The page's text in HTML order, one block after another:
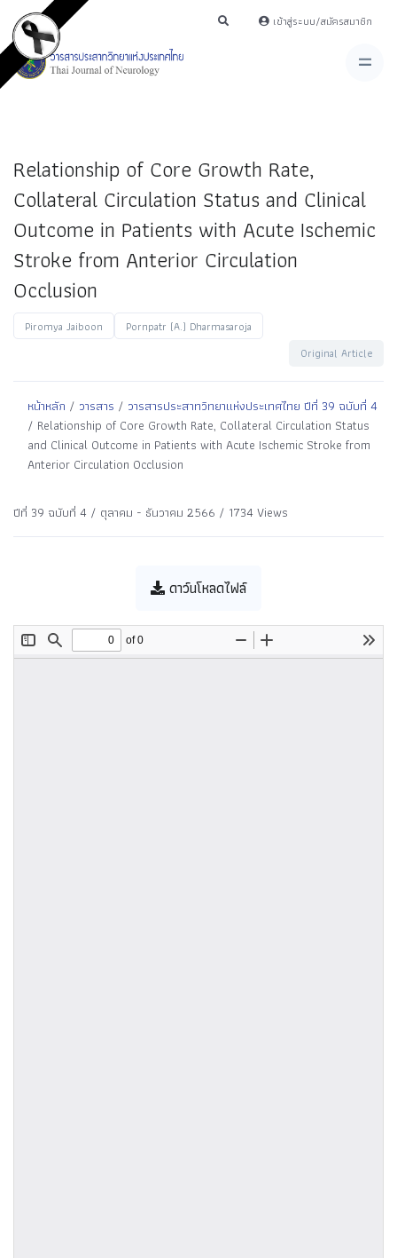
เข้าสู่ระบบ/สมัครสมาชิก
Relationship of Core Growth Rate,
Collateral Circulation Status and Clinical
Outcome in Patients with Acute Ischemic
Stroke from Anterior Circulation
Occlusion
Piromya Jaiboon
Pornpatr (A.) Dharmasaroja
Original Article
หน้าหลัก / วารสาร / วารสารประสาทวิทยาแห่งประเทศไทย ปีที่ 39 ฉบับที่ 4
/ Relationship of Core Growth Rate, Collateral Circulation Status
and Clinical Outcome in Patients with Acute Ischemic Stroke from
Anterior Circulation Occlusion
ปีที่ 39 ฉบับที่ 4 / ตุลาคม - ธันวาคม 2566 / 1734 Views
ดาว์นโหลดไฟล์